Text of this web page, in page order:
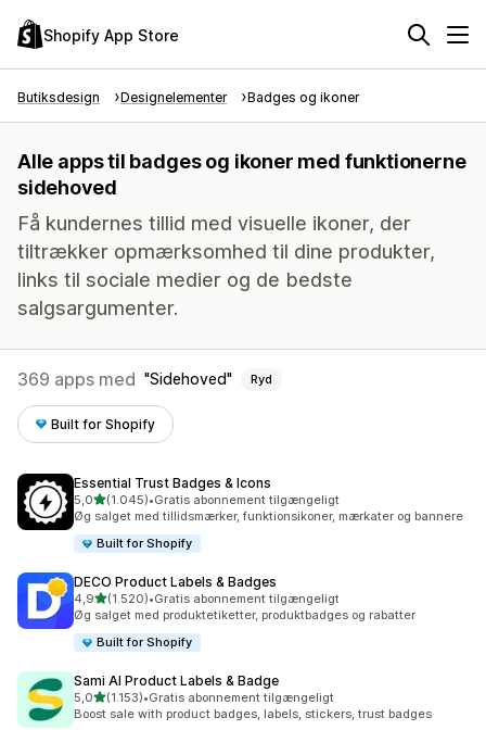
Shopify App Store
Butiksdesign Designelementer Badges og ikoner
Alle apps til badges og ikoner med funktionerne
sidehoved
Få kundernes tillid med visuelle ikoner, der
tiltrækker opmærksomhed til dine produkter,
links til sociale medier og de bedste
salgsargumenter.
369 apps med Sidehoved Ryd
Built for Shopify
Essential Trust Badges & Icons
5,0ud af 5 stjerner
(1.045)
1045 anmeldelser i alt
•Gratis abonnement tilgængeligt
Øg salget med tillidsmærker, funktionsikoner, mærkater og bannere
Built for Shopify
DECO Product Labels & Badges
4,9ud af 5 stjerner
(1.520)
1520 anmeldelser i alt
•Gratis abonnement tilgængeligt
Øg salget med produktetiketter, produktbadges og rabatter
Built for Shopify
Sami AI Product Labels & Badge
5,0ud af 5 stjerner
(1.153)
1153 anmeldelser i alt
•Gratis abonnement tilgængeligt
Boost sale with product badges, labels, stickers, trust badges